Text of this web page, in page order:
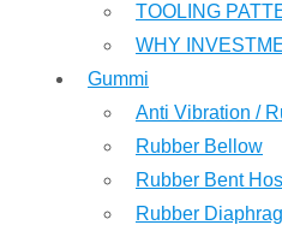
TOOLING
WHY
Gummi
Anti Vibration /
Rubber Bellow
Rubber Bent
Rubber